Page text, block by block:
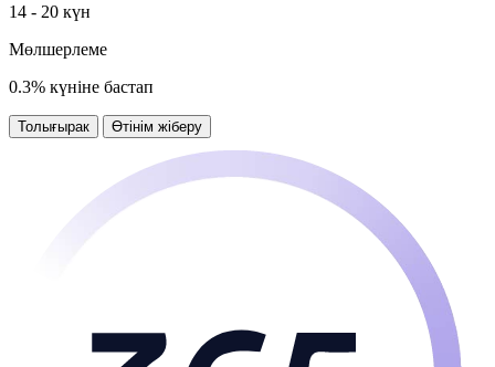
14 - 20 күн
Мөлшерлеме
0.3% күніне бастап
Толығырак Өтінім жіберу